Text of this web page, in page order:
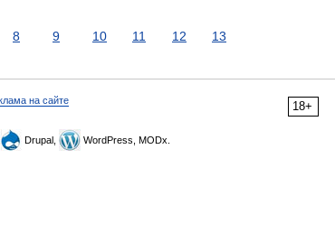
8 9 10 11 12 13
18+
на сайте
Drupal, WordPress, MODx.